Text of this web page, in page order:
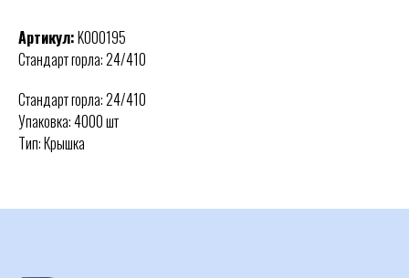
Артикул:K000195
Стандарт горла: 24/410
Стандарт горла: 24/410
Упаковка: 4000 шт
Тип: Крышка